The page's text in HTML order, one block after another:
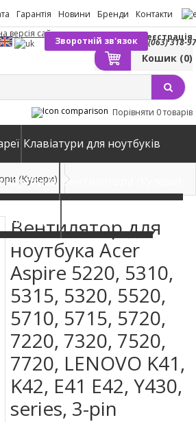
Гарантія Новини Бренди Контакти
(063) 318-
Зворотній зв'язок
Вхід Реєстрація
Кошик (0)
версія сайту
Порівняти 0 товарів
Клавіатури для ноутбуків
Вентилятори (Кулери)
пристрої
(Кулери)
Вентилятор для
ноутбука Acer
Aspire 5220, 5310,
5315, 5320, 5520,
5710, 5715, 5720,
7220, 7320, 7520,
7720, LENOVO K41,
K42, E41 E42, Y430,
series, 3-pin